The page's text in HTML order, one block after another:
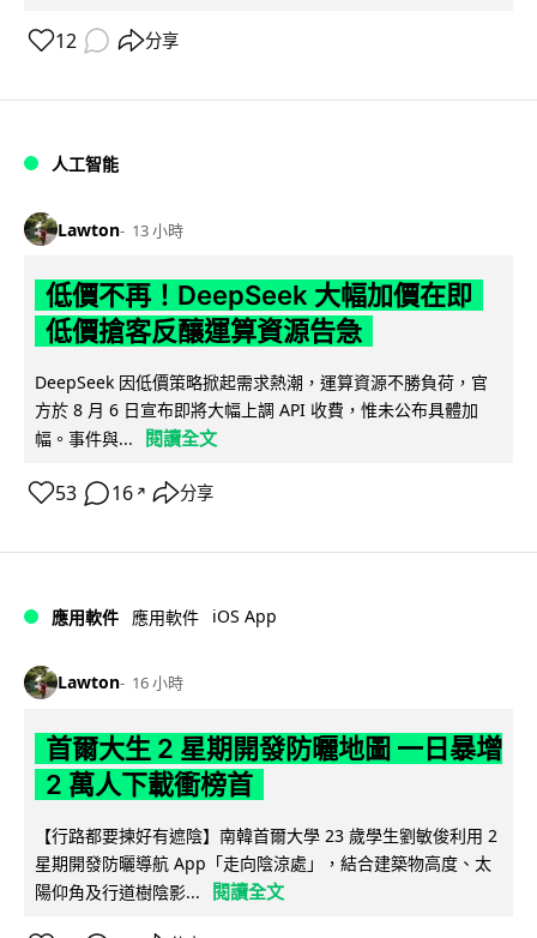
12 分享
人工智能
Lawton 13 小時
低價不再！DeepSeek 大幅加價在即
低價搶客反釀運算資源告急
DeepSeek 因低價策略掀起需求熱潮，運算資源不勝負荷，官
方於 8 月 6 日宣布即將大幅上調 API 收費，惟未公布具體加
幅。事件與...
閱讀全文
53 16 ↗ 分享
應用軟件 應用軟件 iOS App
Lawton 16 小時
首爾大生 2 星期開發防曬地圖 一日暴增
2 萬人下載衝榜首
【行路都要揀好有遮陰】南韓首爾大學 23 歲學生劉敏俊利用 2
星期開發防曬導航 App「走向陰涼處」，結合建築物高度、太
陽仰角及行道樹陰影...
閱讀全文